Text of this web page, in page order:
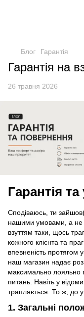
Блог Гарантія
Гарантія на
26 травня 2026
Гарантія
Сподіваюсь, ти
нашими умовами, а не
взуттям таки, щось
кожного клієнта та
впевненість протягом
наш магазин надає
максимально лояльно
питань. Навіть у
трапляється. То ж, до
1. Загальні